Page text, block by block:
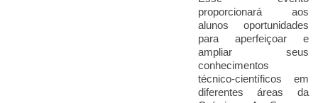
proporcionará aos
alunos oportunidades
para aperfeiçoar e
ampliar seus
conhecimentos
técnico-científicos em
diferentes áreas da